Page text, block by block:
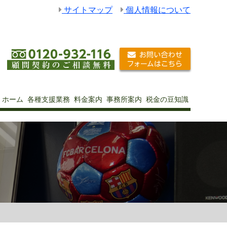
サイトマップ 個人情報について
ホーム 各種支援業務 料金案内 事務所案内 税金の豆知識